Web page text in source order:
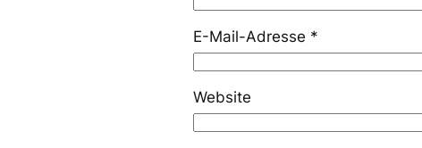
E-Mail-Adresse *
Website